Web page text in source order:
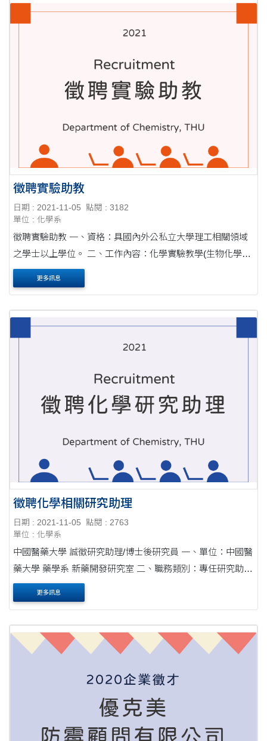
徵聘實驗助教
日期 : 2021-11-05
點閱 : 3182
單位 : 化學系
徵聘實驗助教 一、資格：具國內外公私立大學理工相關領域
之學士以上學位。 二、工作內容：化學實驗教學(生物化學、
物理化學、普通化學)、支援系務行政。 三、截止日期：110
年11月26日。 符合資格者將另行以電話....
更多訊息
徵聘化學相關研究助理
日期 : 2021-11-05
點閱 : 2763
單位 : 化學系
中國醫藥大學 誠徵研究助理/博士後研究員 一、單位：中國醫
藥大學 藥學系 新藥開發研究室 二、職務類別：專任研究助
理/博士後研究員 各一名 三、學歷要求：學士/碩士/博士 四、
工作性質: 全職 五、工作時間：11....
更多訊息